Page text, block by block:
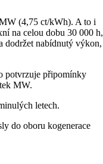
(4,75 ct/kWh). A to i
na celou dobu 30 000 h,
dodržet nabídnutý výkon,
potvrzuje připomínky
MW.
letech.
do oboru kogenerace